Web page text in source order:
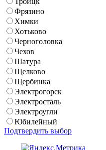
Фрязино
Химки
Хотьково
Черноголовка
Чехов
Шатура
Щелково
Щербинка
Электрогорск
Электросталь
Электроугли
Юбилейный
Подтвердить выбор